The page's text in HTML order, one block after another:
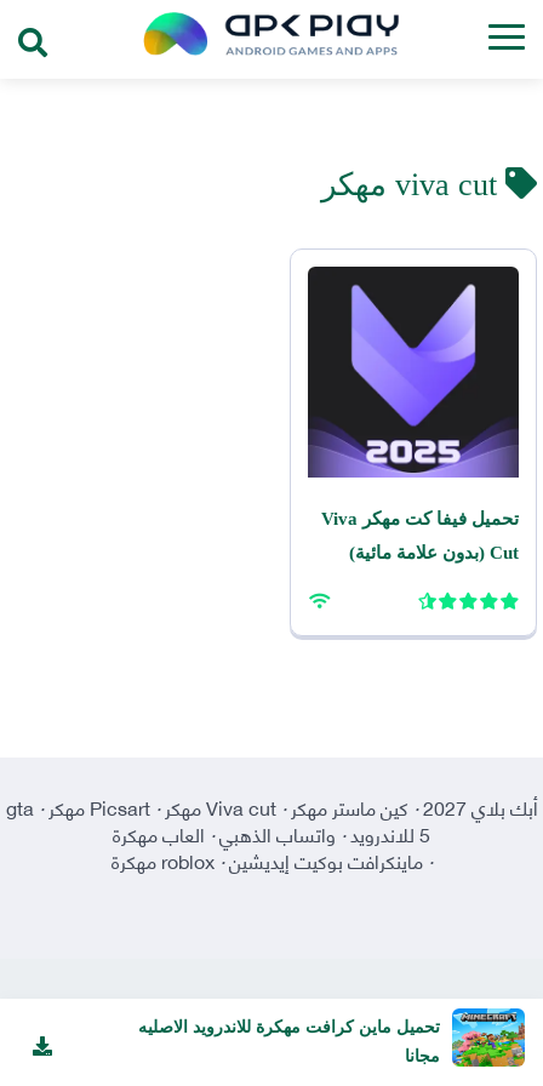
تحميل فيفا كت مهكر Viva
Cut (بدون علامة مائية)
تحميل ماين كرافت مهكرة للاندرويد الاصليه
مجانا
أبك بلاي 2027 · كين ماستر مهكر·Viva cut مهكر ·Picsart مهكر ·
gta
5 للاندرويد ·واتساب الذهبي· العاب مهكرة
·ماينكرافت بوكيت إيديشين·roblox مهكرة